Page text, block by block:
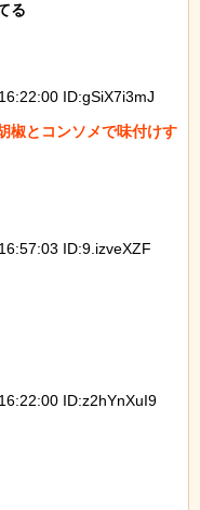
る
ID:gSiX7i3mJ
椒とコンソメで味付けす
ID:9.izveXZF
ID:z2hYnXuI9